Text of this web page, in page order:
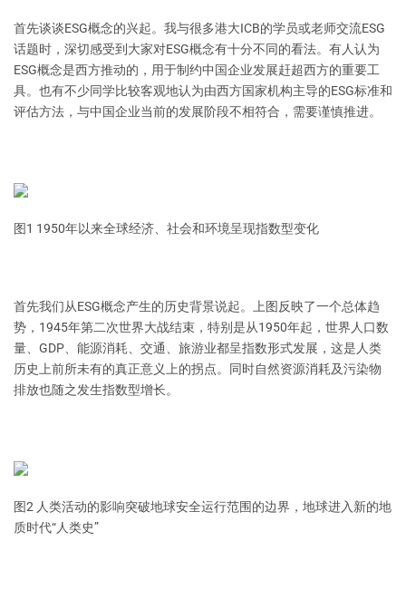
首先谈谈ESG概念的兴起。我与很多港大ICB的学员或老师交流ESG
话题时，深切感受到大家对ESG概念有十分不同的看法。有人认为
ESG概念是西方推动的，用于制约中国企业发展赶超西方的重要工
具。也有不少同学比较客观地认为由西方国家机构主导的ESG标准和
评估方法，与中国企业当前的发展阶段不相符合，需要谨慎推进。
图1 1950年以来全球经济、社会和环境呈现指数型变化
首先我们从ESG概念产生的历史背景说起。上图反映了一个总体趋
势，1945年第二次世界大战结束，特别是从1950年起，世界人口数
量、GDP、能源消耗、交通、旅游业都呈指数形式发展，这是人类
历史上前所未有的真正意义上的拐点。同时自然资源消耗及污染物
排放也随之发生指数型增长。
图2 人类活动的影响突破地球安全运行范围的边界，地球进入新的地
质时代“人类史”